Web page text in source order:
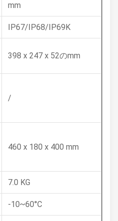
mm
IP67/IP68/IP69K
398 x 247 x 52のmm
/
460 x 180 x 400 mm
7.0 KG
-10~60°C